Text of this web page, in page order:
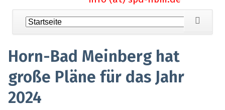
Navigation
überspringen
Horn-Bad Meinberg hat
große Pläne für das Jahr
2024